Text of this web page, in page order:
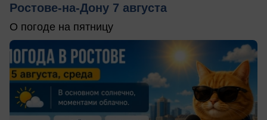
Ростове-на-Дону 7 августа
О погоде на пятницу